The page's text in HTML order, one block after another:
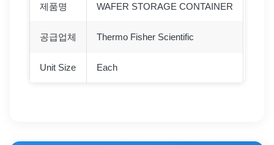
제품명 WAFER STORAGE CONTAINER
공급업체 Thermo Fisher Scientific
Unit Size Each